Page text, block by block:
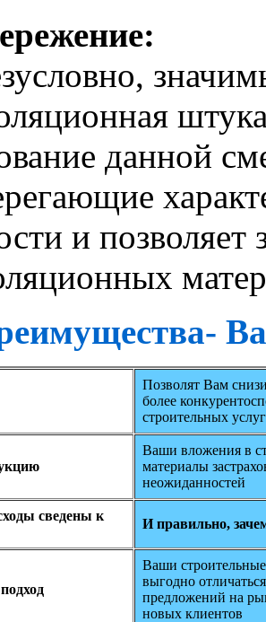
данной
и позволяет
Позволят Вам
более
строительных услуг
Ваши вложения в
материалы
неожиданностей
сведены к
И правильно,
Ваши строительные
выгодно
предложений на
новых клиентов